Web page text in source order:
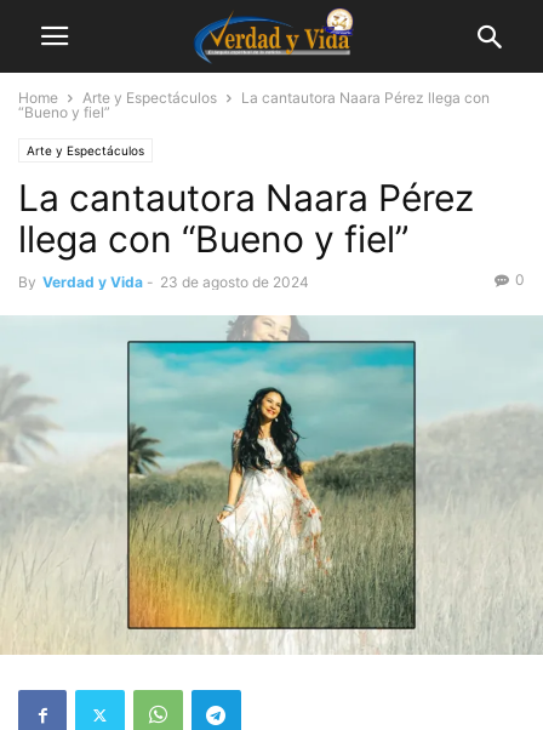
Home Arte y Espectáculos
La cantautora Naara Pérez llega con
“Bueno y fiel”
Arte y Espectáculos
La cantautora Naara Pérez
llega con “Bueno y fiel”
By Verdad y Vida - 23 de agosto de 2024 0